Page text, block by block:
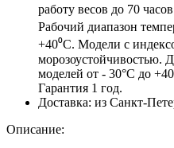
работу весов до 70
Рабочий диапазон
+40⁰C. Модели с
морозоустойчивостью.
моделей от - 30°С до
Гарантия 1 год.
Доставка: из Санкт-
Описание: